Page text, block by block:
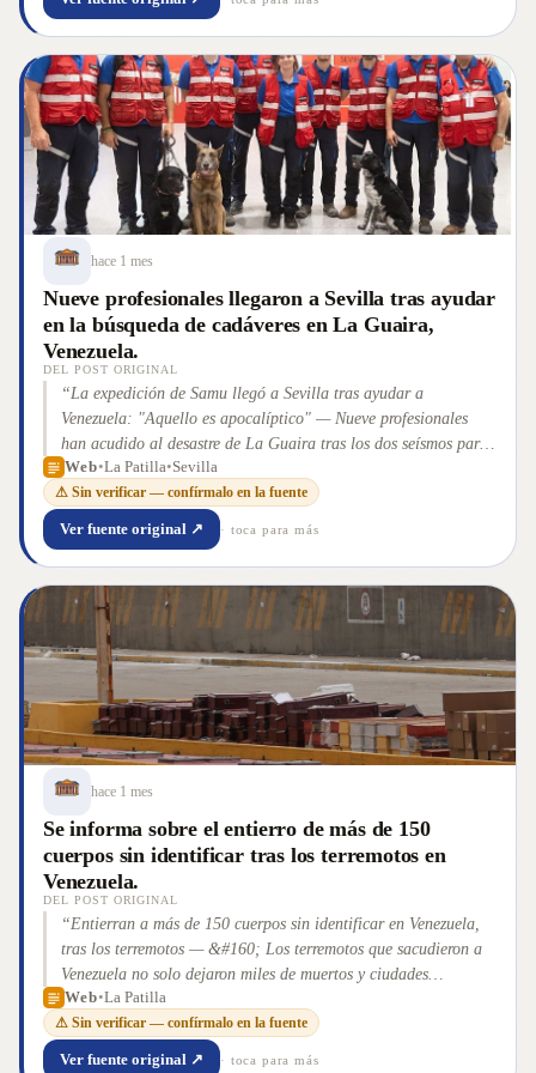
hace 1 mes
Nueve profesionales llegaron a Sevilla tras ayudar
en la búsqueda de cadáveres en La Guaira,
Venezuela.
DEL POST ORIGINAL
“La expedición de Samu llegó a Sevilla tras ayudar a
Venezuela: "Aquello es apocalíptico" — Nueve profesionales
han acudido al desastre de La Guaira tras los dos seísmos para
colaborar en la búsqueda de cadáveres con ayuda de los perros
Web•La Patilla•Sevilla
⚠ Sin verificar — confírmalo en la fuente
Ver fuente original ↗ · toca para más
hace 1 mes
Se informa sobre el entierro de más de 150
cuerpos sin identificar tras los terremotos en
Venezuela.
DEL POST ORIGINAL
“Entierran a más de 150 cuerpos sin identificar en Venezuela,
tras los terremotos — &#160; Los terremotos que sacudieron a
Venezuela no solo dejaron miles de muertos y ciudades
devastadas; también una dolorosa realidad para decenas de
familias que [&#8230;]”
Web•La Patilla
⚠ Sin verificar — confírmalo en la fuente
Ver fuente original ↗ · toca para más